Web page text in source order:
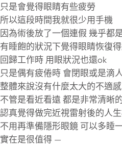
只是會覺得眼睛有些疲勞
所以這段時間我就很少用手機
因為術後放了一個連假 幾乎都
有睡飽的狀況下覺得眼睛恢復
回歸工作時 用眼狀況也還ok
只是偶有疲倦時 會閉眼或是滴
整體來說沒有什麼太大的不適
不管是看近看遠 都是非常清晰
認真覺得做完近視雷射後的人
不用再準備隱形眼鏡 可以多睡
實在是很值得 —